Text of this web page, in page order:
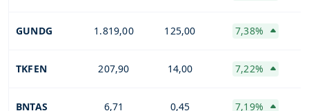
GUNDG 1.819,00 125,00 7,38%
TKFEN 207,90 14,00 7,22%
BNTAS 6,71 0,45 7,19%